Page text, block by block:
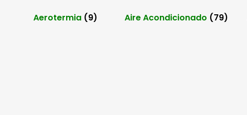
Aerotermia (9) Aire Acondicionado (79)